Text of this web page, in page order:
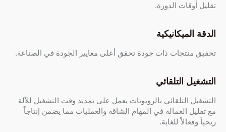
تقليل أوقات الدورة.
الدقة الميكانيكية
تحقيق منتجات ذات جودة تحقق أعلى معايير الجودة في الصناعة.
التشغيل التلقائي
التشغيل التلقائي بالروبوتات يعمل على تمديد وقت التشغيل للآلة
مع تقليل العمالة في المهام الشاقة والعمليات مما يضمن إنتاجاً
ربحياً وفعالاً للغاية.